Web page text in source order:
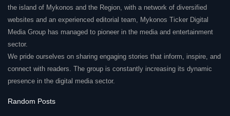
the island of Mykonos and the Region, with a network of diversified
websites and an experienced editorial team, Mykonos Ticker Digital
Media Group has managed to pioneer in the media and entertainment
sector.
We pride ourselves on sharing engaging stories that inform, inspire, and
connect with readers. The group is constantly increasing its dynamic
presence in the digital media sector.
Random Posts